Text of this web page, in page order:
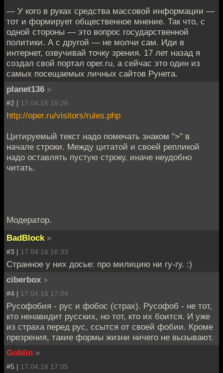
— У кого в руках средства массовой информации —
тот и формирует общественное мнение. Так что, с
одной стороны — это вопрос государственной
политики. А с другой — не молчи сам. Иди в
интернет, озвучивай точку зрения. 17 лет назад я
создал свой портал oper.ru, а сейчас это один из
самых посещаемых личных сайтов Рунета.
planet136 »
#2 | 17.04.16 16:26
http://oper.ru/visitors/rules.php
Цитируемый текст надо помечать знаком ">" в
начале строки. Между цитатой и своей репликой
надо оставлять пустую строку, иначе неудобно
читать.
Модератор.
BadBlock »
#3 | 17.04.16 16:33
Странное у них досье: про милицию ни гу-гу. :)
ciberbox »
#4 | 17.04.16 17:04
Русофобия - рус и фобос (страх). Русофоб - не тот,
кто ненавидит русских, но тот, кто их боится. И уже
из страха перед рус, ссытся от своей фобии. Кроме
презрения, такие формы жизни ничего не вызывают.
Goblin »
#5 | 17.04.16 17:05